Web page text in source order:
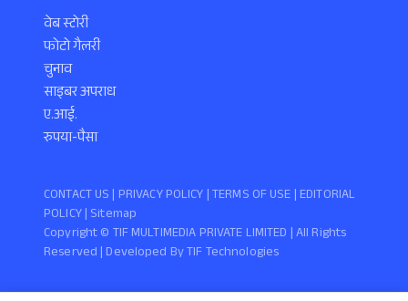
वेब स्टोरी
फोटो गैलरी
चुनाव
साइबर अपराध
ए.आई.
रुपया-पैसा
Copyright ©️ TIF MULTIMEDIA PRIVATE LIMITED | All Rights
Reserved | Developed ByTIF Technologies
CONTACT US | PRIVACY POLICY |TERMS OF USE | EDITORIAL
POLICY| Sitemap